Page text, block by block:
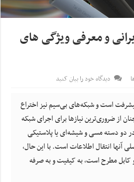
و معرفی ویژگی های
دیدگاه خود را بیان کنید
است و شبکه‌های بی‌سیم نیز اختراع
از ضروری‌ترین نیازها برای اجرای شبکه
دو دسته مسی و شیشه‌ای یا پلاستیکی
آنها انتقال اطلاعات است. با این حال،
کابل مطرح است، به کیفیت و به صرفه